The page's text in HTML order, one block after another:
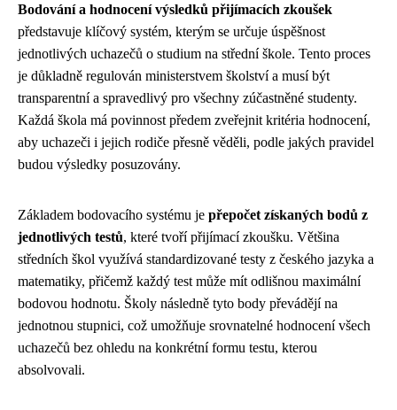
Bodování a hodnocení výsledků přijímacích zkoušek
představuje klíčový systém, kterým se určuje úspěšnost
jednotlivých uchazečů o studium na střední škole. Tento proces
je důkladně regulován ministerstvem školství a musí být
transparentní a spravedlivý pro všechny zúčastněné studenty.
Každá škola má povinnost předem zveřejnit kritéria hodnocení,
aby uchazeči i jejich rodiče přesně věděli, podle jakých pravidel
budou výsledky posuzovány.
Základem bodovacího systému je přepočet získaných bodů z
jednotlivých testů, které tvoří přijímací zkoušku. Většina
středních škol využívá standardizované testy z českého jazyka a
matematiky, přičemž každý test může mít odlišnou maximální
bodovou hodnotu. Školy následně tyto body převádějí na
jednotnou stupnici, což umožňuje srovnatelné hodnocení všech
uchazečů bez ohledu na konkrétní formu testu, kterou
absolvovali.